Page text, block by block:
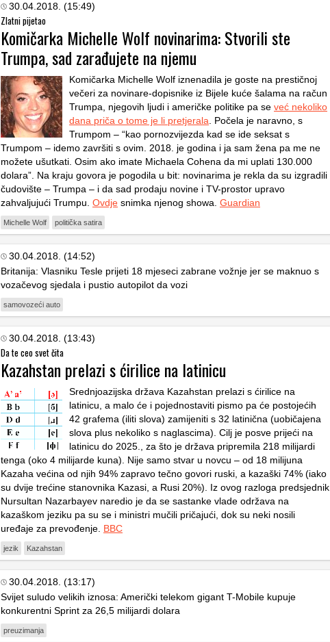
30.04.2018. (15:49)
Zlatni pijetao
Komičarka Michelle Wolf novinarima: Stvorili ste
Trumpa, sad zarađujete na njemu
Komičarka Michelle Wolf iznenadila je goste na prestičnoj
večeri za novinare-dopisnike iz Bijele kuće šalama na račun
Trumpa, njegovih ljudi i američke politike pa se već nekoliko
dana priča o tome je li pretjerala . Počela je naravno, s
Trumpom – “kao pornozvijezda kad se ide seksat s
Trumpom – idemo završiti s ovim. 2018. je godina i ja sam žena pa me ne
možete ušutkati. Osim ako imate Michaela Cohena da mi uplati 130.000
dolara”. Na kraju govora je pogodila u bit: novinarima je rekla da su izgradili
čudovište – Trumpa – i da sad prodaju novine i TV-prostor upravo
zahvaljujući Trumpu. Ovdje snimka njenog showa. Guardian
Michelle Wolf politička satira
30.04.2018. (14:52)
Britanija: Vlasniku Tesle prijeti 18 mjeseci zabrane vožnje jer se maknuo s
vozačevog sjedala i pustio autopilot da vozi
samovozeći auto
30.04.2018. (13:43)
Da te ceo svet čita
Kazahstan prelazi s ćirilice na latinicu
Srednjoazijska država Kazahstan prelazi s ćirilice na
latinicu, a malo će i pojednostaviti pismo pa će postojećih
42 grafema (iliti slova) zamijeniti s 32 latinična (uobičajena
slova plus nekoliko s naglascima). Cilj je posve prijeći na
latinicu do 2025., za što je država pripremila 218 milijardi
tenga (oko 4 milijarde kuna). Nije samo stvar u novcu – od 18 milijuna
Kazaha većina od njih 94% zapravo tečno govori ruski, a kazaški 74% (iako
su dvije trećine stanovnika Kazasi, a Rusi 20%). Iz ovog razloga predsjednik
Nursultan Nazarbayev naredio je da se sastanke vlade održava na
kazaškom jeziku pa su se i ministri mučili pričajući, dok su neki nosili
uređaje za prevođenje. BBC
jezik Kazahstan
30.04.2018. (13:17)
Svijet suludo velikih iznosa: Američki telekom gigant T-Mobile kupuje
konkurentni Sprint za 26,5 milijardi dolara
preuzimanja